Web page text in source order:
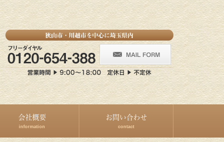
会社概要
information
お問い合わせ
contact